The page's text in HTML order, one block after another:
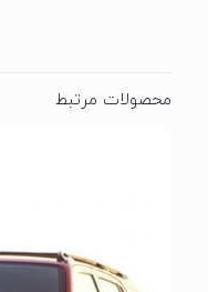
محصولات مرتبط